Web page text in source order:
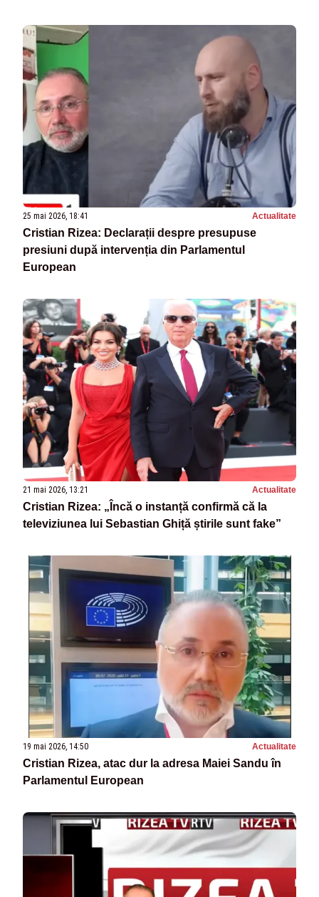
25 mai 2026, 18:41 Actualitate
Cristian Rizea: Declarații despre presupuse
presiuni după intervenția din Parlamentul
European
21 mai 2026, 13:21 Actualitate
Cristian Rizea: „Încă o instanță confirmă că la
televiziunea lui Sebastian Ghiță știrile sunt fake”
19 mai 2026, 14:50 Actualitate
Cristian Rizea, atac dur la adresa Maiei Sandu în
Parlamentul European